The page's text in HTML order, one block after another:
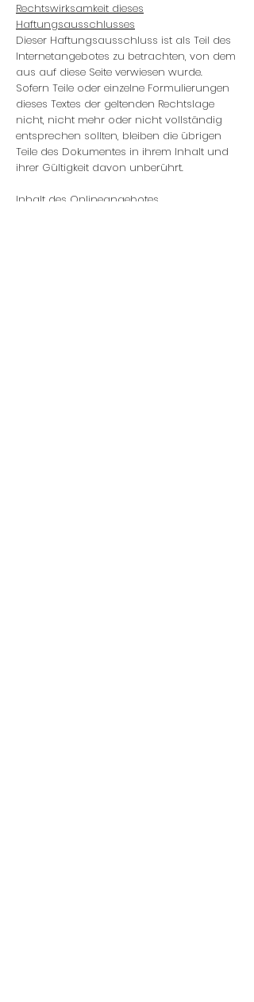
Rechtswirksamkeit dieses
Haftungsausschlusses
Dieser Haftungsausschluss ist als Teil des
Internetangebotes zu betrachten, von dem
aus auf diese Seite verwiesen wurde.
Sofern Teile oder einzelne Formulierungen
dieses Textes der geltenden Rechtslage
nicht, nicht mehr oder nicht vollständig
entsprechen sollten, bleiben die übrigen
Teile des Dokumentes in ihrem Inhalt und
ihrer Gültigkeit davon unberührt.
Inhalt des Onlineangebotes